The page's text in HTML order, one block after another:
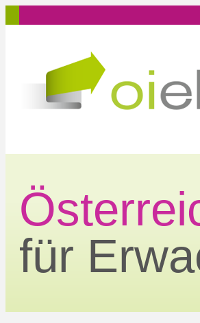
Inhalt
für